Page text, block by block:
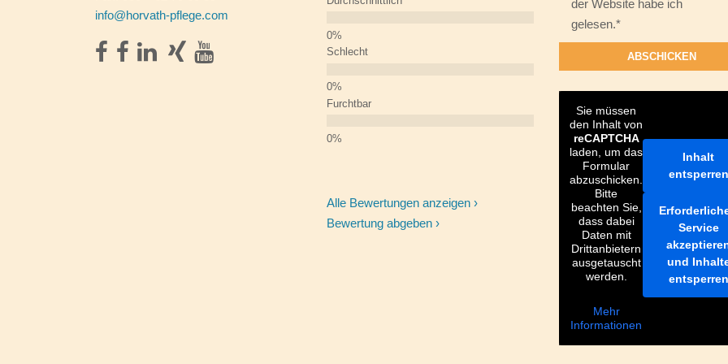
info@horvath-pflege.com
Schlecht
Furchtbar
Alle Bewertungen anzeigen ›
Bewertung abgeben ›
der Website habe ich
gelesen.*
Sie müssen
den Inhalt von
reCAPTCHA
laden, um das
Formular
abzuschicken.
Bitte
beachten Sie,
dass dabei
Daten mit
Drittanbietern
ausgetauscht
werden.
Mehr
Informationen
Inhalt
entsperren
Service
und
entsperren